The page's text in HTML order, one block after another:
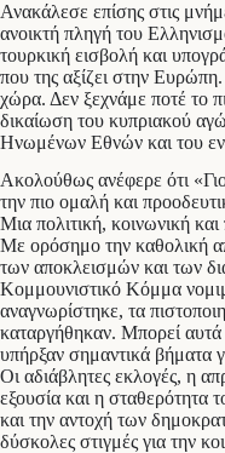
Ανακάλεσε επίσης στις
ανοικτή πληγή του
τουρκική εισβολή και
που της αξίζει στην
χώρα. Δεν ξεχνάμε ποτέ το
δικαίωση του κυπριακού
Ηνωμένων Εθνών και του
Ακολούθως ανέφερε ότι
την πιο ομαλή και
Μια πολιτική, κοινωνική
Με ορόσημο την καθολική
των αποκλεισμών και των
Κομμουνιστικό Κόμμα
αναγνωρίστηκε, τα
καταργήθηκαν. Μπορεί
υπήρξαν σημαντικά βήματα
Οι αδιάβλητες εκλογές, η
εξουσία και η σταθερότητα
και την αντοχή των
δύσκολες στιγμές για την